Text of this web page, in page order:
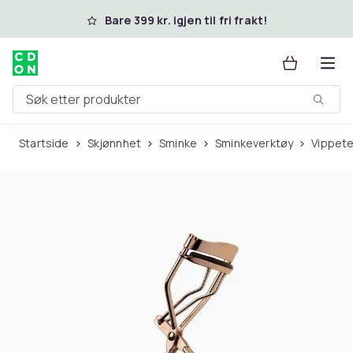
Hopp til hovedinnholdBare 399 kr. igjen til fri frakt!
Søk etter produkter
Startside Skjønnhet Sminke Sminkeverktøy